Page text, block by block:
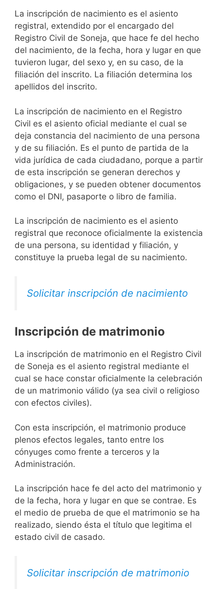
La inscripción de nacimiento es el asiento
registral, extendido por el encargado del
Registro Civil de Soneja, que hace fe del hecho
del nacimiento, de la fecha, hora y lugar en que
tuvieron lugar, del sexo y, en su caso, de la
filiación del inscrito. La filiación determina los
apellidos del inscrito.
La inscripción de nacimiento en el Registro
Civil es el asiento oficial mediante el cual se
deja constancia del nacimiento de una persona
y de su filiación. Es el punto de partida de la
vida jurídica de cada ciudadano, porque a partir
de esta inscripción se generan derechos y
obligaciones, y se pueden obtener documentos
como el DNI, pasaporte o libro de familia.
La inscripción de nacimiento es el asiento
registral que reconoce oficialmente la existencia
de una persona, su identidad y filiación, y
constituye la prueba legal de su nacimiento.
Solicitar inscripción de nacimiento
Inscripción de matrimonio
La inscripción de matrimonio en el Registro Civil
de Soneja es el asiento registral mediante el
cual se hace constar oficialmente la celebración
de un matrimonio válido (ya sea civil o religioso
con efectos civiles).
Con esta inscripción, el matrimonio produce
plenos efectos legales, tanto entre los
cónyuges como frente a terceros y la
Administración.
La inscripción hace fe del acto del matrimonio y
de la fecha, hora y lugar en que se contrae. Es
el medio de prueba de que el matrimonio se ha
realizado, siendo ésta el título que legitima el
estado civil de casado.
Solicitar inscripción de matrimonio